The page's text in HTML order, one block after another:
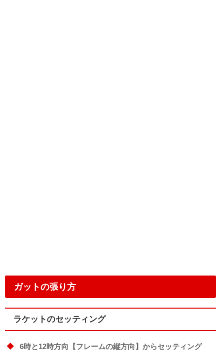
ガットの張り方
ラケットのセッティング
6時と12時方向【フレームの縦方向】からセッティング